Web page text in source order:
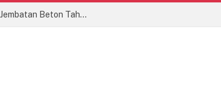
Dorong Konektivitas Wilayah, Pembangunan Jembatan Beton Tahap VI Kodim 1409/Gowa Mulai Berjalan